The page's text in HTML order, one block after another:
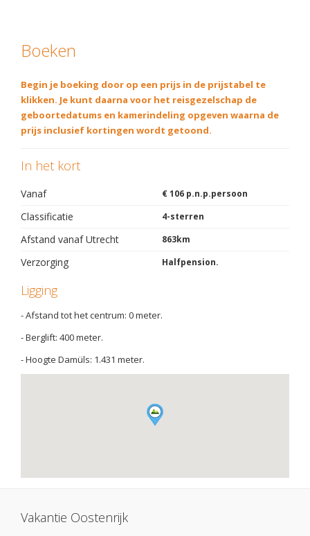
Boeken
Begin je boeking door op een prijs in de prijstabel te
klikken. Je kunt daarna voor het reisgezelschap de
geboortedatums en kamerindeling opgeven waarna de
prijs inclusief kortingen wordt getoond.
In het kort
Vanaf € 106 p.n.p.persoon
Classificatie 4-sterren
Afstand vanaf Utrecht 863km
Verzorging Halfpension.
Ligging
- Afstand tot het centrum: 0 meter.
- Berglift: 400 meter.
- Hoogte Damüls: 1.431 meter.
Vakantie Oostenrijk